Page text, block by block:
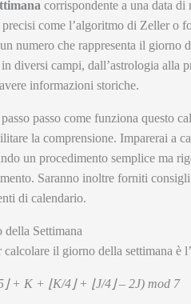
corrispondente a una data
come l’algoritmo di Zeller o
numero che rappresenta il giorno
diversi campi, dall’astrologia alla
informazioni storiche.
passo come funziona questo
la comprensione. Imparerai a
un procedimento semplice ma
Saranno inoltre forniti
di calendario.
Settimana
il giorno della settimana è l’
+ K + ⌊K/4⌋ + ⌊J/4⌋ – 2J) mod 7